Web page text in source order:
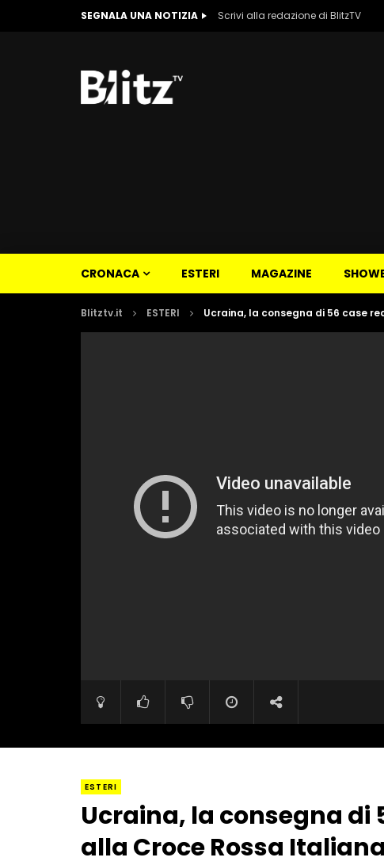
SEGNALA UNA NOTIZIA Scrivi alla redazione di BlitzTV
CRONACA ESTERI MAGAZINE
Blitztv.it ESTERI Ucraina, la consegna di 56 case
ESTERI
Ucraina, la consegna di
alla Croce Rossa